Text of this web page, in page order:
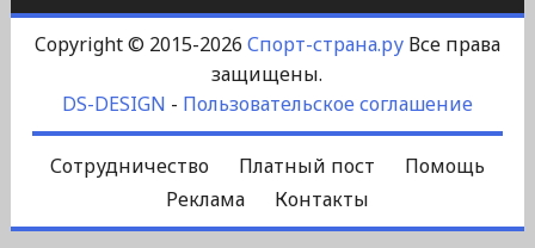
Copyright © 2015-2026 Спорт-страна.руВсе права
защищены.
DS-DESIGN - Пользовательское соглашение
Сотрудничество Платный пост
Помощь
Реклама
Контакты